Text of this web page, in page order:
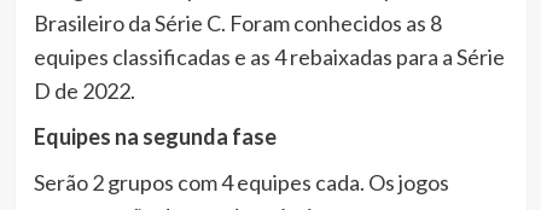
Brasileiro da Série C. Foram conhecidos as 8
equipes classificadas e as 4 rebaixadas para a Série
D de 2022.
Equipes na segunda fase
Serão 2 grupos com 4 equipes cada. Os jogos